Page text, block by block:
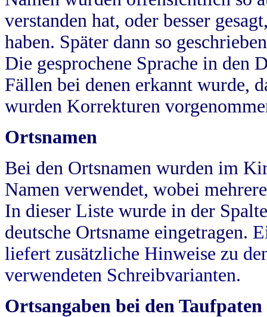
verstanden hat, oder besser
haben. Später dann so
Die gesprochene Sprache in
Fällen bei denen erkannt wurde,
wurden Korrekturen
Ortsnamen
Bei den Ortsnamen wurden im
Namen verwendet, wobei
In dieser Liste wurde in der
deutsche Ortsname eingetragen.
liefert zusätzliche Hinweise zu
verwendeten Schreibvarianten.
Ortsangaben bei den Taufpaten